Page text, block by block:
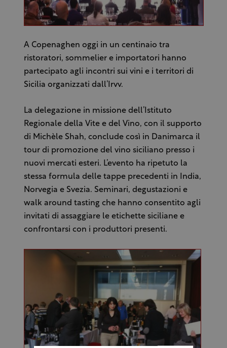
A Copenaghen oggi in un centinaio tra
ristoratori, sommelier e importatori hanno
partecipato agli incontri sui vini e i territori di
Sicilia organizzati dall’Irvv.
La delegazione in missione dell’Istituto
Regionale della Vite e del Vino, con il supporto
di Michèle Shah, conclude così in Danimarca il
tour di promozione del vino siciliano presso i
nuovi mercati esteri. L’evento ha ripetuto la
stessa formula delle tappe precedenti in India,
Norvegia e Svezia. Seminari, degustazioni e
walk around tasting che hanno consentito agli
invitati di assaggiare le etichette siciliane e
confrontarsi con i produttori presenti.